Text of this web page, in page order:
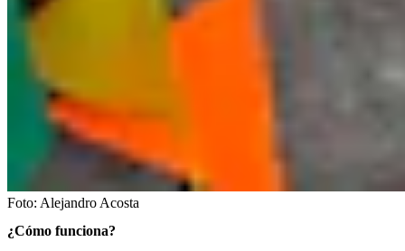
Foto: Alejandro Acosta
¿Cómo funciona?